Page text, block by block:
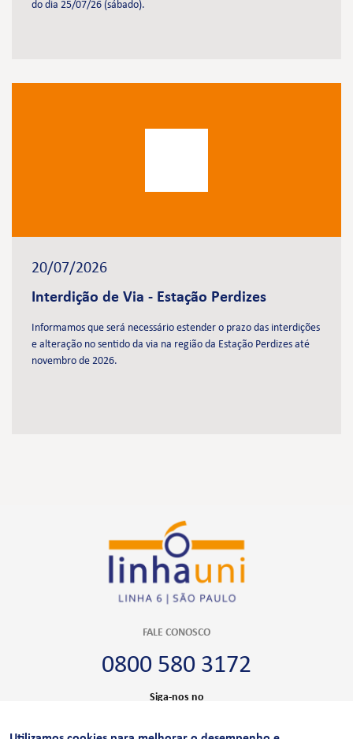
do dia 25/07/26 (sábado).
20/07/2026
Interdição de Via - Estação Perdizes
Informamos que será necessário estender o prazo das interdições
e alteração no sentido da via na região da Estação Perdizes até
novembro de 2026.
FALE CONOSCO
0800 580 3172
Siga-nos no